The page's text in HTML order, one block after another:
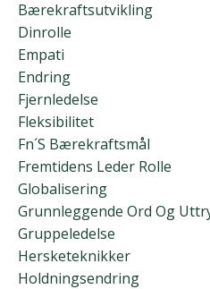
Bærekraftsutvikling
Dinrolle
Empati
Endring
Fjernledelse
Fleksibilitet
Fn´s Bærekraftsmål
Fremtidens Leder Rolle
Globalisering
Grunnleggende Ord Og
Gruppeledelse
Hersketeknikker
Holdningsendring